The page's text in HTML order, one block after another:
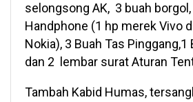
selongsong AK, 3 buah
Handphone (1 hp merek Vivo
Nokia), 3 Buah Tas Pinggang,1
dan 2 lembar surat Aturan
Tambah Kabid Humas,